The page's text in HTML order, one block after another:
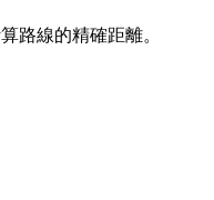
路線的精確距離。